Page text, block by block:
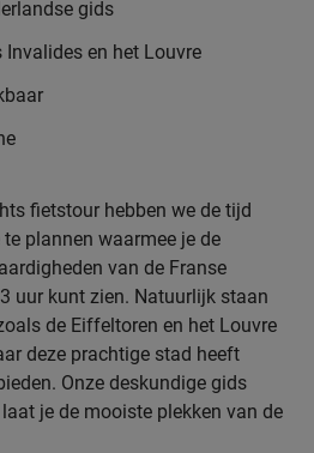
gids
en het Louvre
fietstour hebben we de tijd
plannen waarmee je de
van de Franse
uur kunt zien. Natuurlijk staan
de Eiffeltoren en het Louvre
deze prachtige stad heeft
Onze deskundige gids
je de mooiste plekken van de